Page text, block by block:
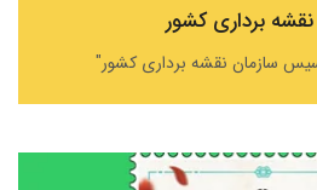
برداری کشور
سازمان نقشه برداری کشور"